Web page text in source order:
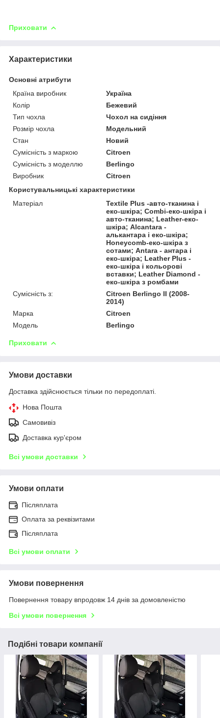
Приховати
Характеристики
Основні атрибути
Країна виробник
Україна
Колір
Бежевий
Тип чохла
Чохол на сидіння
Розмір чохла
Модельний
Стан
Новий
Сумісність з маркою
Citroen
Сумісність з моделлю
Berlingo
Виробник
Citroen
Користувальницькі характеристики
Матеріал
Textile Plus -авто-тканина і
еко-шкіра; Combi-еко-шкіра і
авто-тканина; Leather-еко-
шкіра; Alcantara -
алькантара і еко-шкіра;
Honeycomb-еко-шкіра з
сотами; Antara - антара і
еко-шкіра; Leather Plus -
еко-шкіра і кольорові
вставки; Leather Diamond -
еко-шкіра з ромбами
Сумісність з:
Citroen Berlingo II (2008-
2014)
Марка
Citroen
Модель
Berlingo
Приховати
Умови доставки
Доставка здійснюється тільки по передоплаті.
Нова Пошта
Самовивіз
Доставка кур'єром
Всі умови доставки
Умови оплати
Післяплата
Оплата за реквізитами
Післяплата
Всі умови оплати
Умови повернення
Повернення товару впродовж 14 днів за домовленістю
Всі умови повернення
Подібні товари компанії